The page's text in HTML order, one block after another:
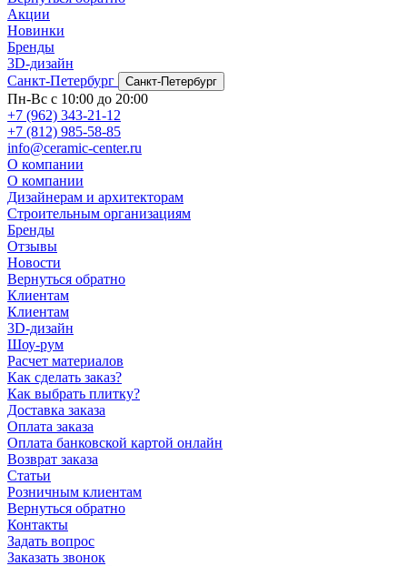
Акции
Новинки
Бренды
3D-дизайн
Санкт-Петербург
Санкт-Петербург
Пн-Вс с 10:00 до 20:00
+7 (962) 343-21-12
+7 (812) 985-58-85
info@ceramic-center.ru
О компании
О компании
Дизайнерам и архитекторам
Строительным организациям
Бренды
Отзывы
Новости
Вернуться обратно
Клиентам
Клиентам
3D-дизайн
Шоу-рум
Расчет материалов
Как сделать заказ?
Как выбрать плитку?
Доставка заказа
Оплата заказа
Оплата банковской картой онлайн
Возврат заказа
Статьи
Розничным клиентам
Вернуться обратно
Контакты
Задать вопрос
Заказать звонок